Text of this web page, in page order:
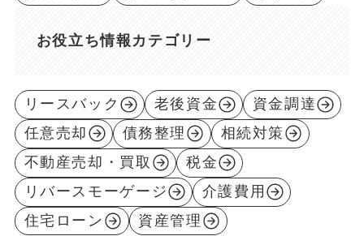
お役立ち情報カテゴリー
リースバック 老後資金
資金調達
任意売却
債務整理
相続対策
不動産売却・買取
税金
リバースモーゲージ
介護費用
住宅ローン
資産管理